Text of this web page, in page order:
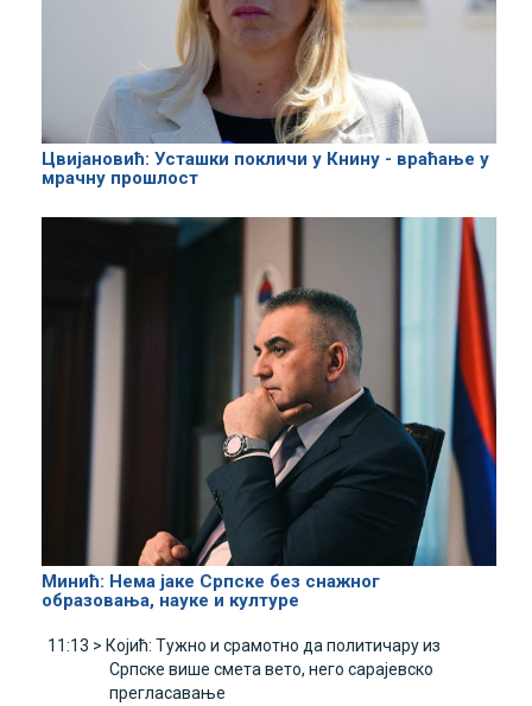
Цвијановић: Усташки покличи у Книну - враћање у
мрачну прошлост
Минић: Нема јаке Српске без снажног
образовања, науке и културе
11:13 > Којић: Тужно и срамотно да политичару из
Српске више смета вето, него сарајевско
прегласавање